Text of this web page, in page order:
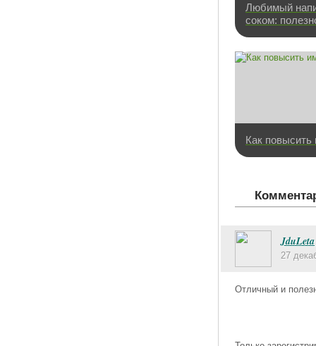
Любимый
соком:
Как повысить
JduLeta
27
Отличный и